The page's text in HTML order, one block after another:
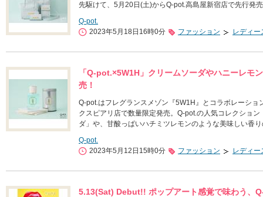
先駆けて、5月20日(土)からQ-pot.高島屋新宿店で先行発
Q-pot.
2023年5月18日16時0分
ファッション レディー
「Q-pot.×5W1H」クリームソーダやハニーレモ
売！
Q-pot.はフレグランスメゾン『5W1H』とコラボレーシ
クスピアリ店で数量限定発売。Q-pot.の人気コレクショ
ダ」や、甘酸っぱいハチミツレモンのような美味しい香
Q-pot.
2023年5月12日15時0分
ファッション レディー
5.13(Sat) Debut!! ポップアート感覚で味わう、